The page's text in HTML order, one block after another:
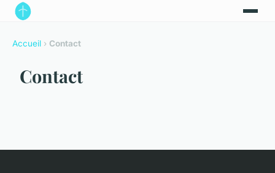
Accueil › Contact
Contact